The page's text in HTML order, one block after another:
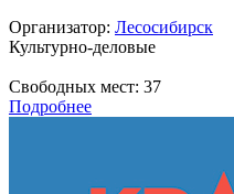
Организатор: Лесосибирск
Культурно-деловые
Свободных мест: 37
Подробнее